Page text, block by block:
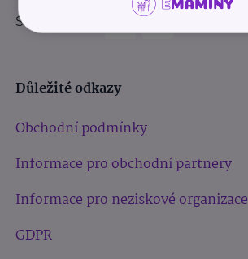
Sledujte nás:
Důležité odkazy
Obchodní podmínky
Informace pro obchodní partnery
Informace pro neziskové organizace
GDPR